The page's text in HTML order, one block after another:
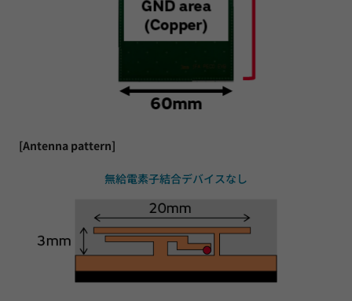
[Antenna pattern]
無給電素子結合デバイスなし